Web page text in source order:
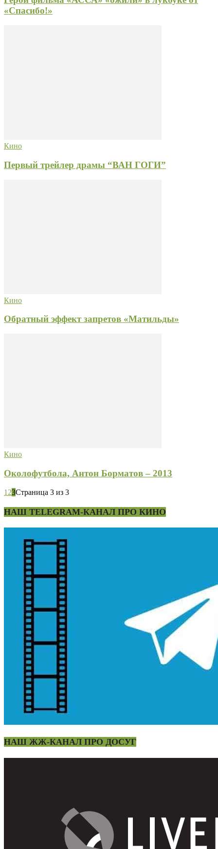
«Спасибо!»
Кино
Первый трейлер драмы “ВАН ГОГИ”
Кино
Обратный эффект запретов «Матильды»
Кино
Околофутбола, Антон Борматов – 2013
1 23Страница 3 из 3
НАШ TELEGRAM-КАНАЛ ПРО КИНО
НАШ ЖЖ-КАНАЛ ПРО ДОСУГ